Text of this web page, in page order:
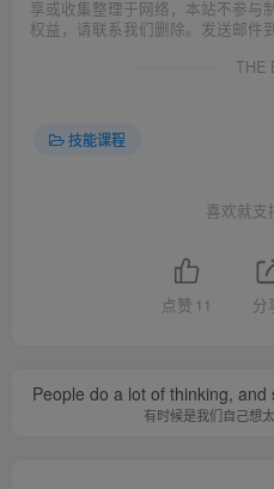
享或收集整理于网络，本站不参与
权益，请联系我们删除。发送邮件
THE
技能课程
喜欢就支
点赞 11 分
People do a lot of thinking,
有时候是我们自己想